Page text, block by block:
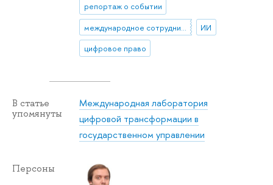
репортаж о событии
ИИ
цифровое право
В статье
упомянуты
Международная лаборатория
цифровой трансформации в
государственном управлении
Персоны